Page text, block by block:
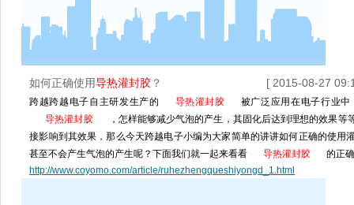
如何正确使用导热灌封胶 ？ [ 2015-08-27
跨越跨越电子自主研发生产的 导热灌封胶
被广泛应用在电子行业
导热灌封胶
，怎样能够减少气泡的产生，其固化后达到理想的效果
接影响到其效果，那么今天跨越电子小编为大家简单的讲讲如何正确的使用
甚至不会产生气泡的产生呢？下面我们就一起来看看
导热灌封胶
的正
http://www.coyomo.com/article/ruhezhengqueshiyongd_1.html